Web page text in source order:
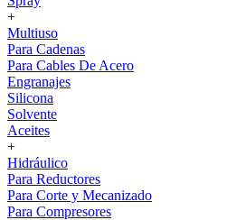
+
Multiuso
Para Cadenas
Para Cables De Acero
Engranajes
Silicona
Solvente
Aceites
+
Hidráulico
Para Reductores
Para Corte y Mecanizado
Para Compresores